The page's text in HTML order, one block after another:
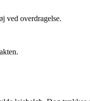
ved overdragelse.